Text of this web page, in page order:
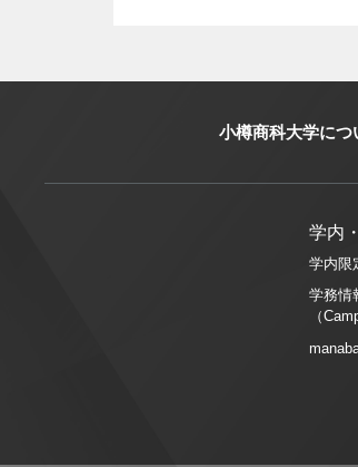
小樽商科大学につ
学内
学内限
学務情
（